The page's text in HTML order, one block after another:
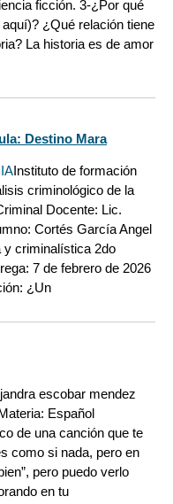
ficción. 3-¿Por qué
¿Qué relación tiene
La historia es de amor
Destino Mara
Instituto de formación
criminológico de la
Docente: Lic.
Cortés García Angel
y criminalística 2do
7 de febrero de 2026
¿Un
escobar mendez
Español
de una canción que te
como si nada, pero en
pero puedo verlo
en tu